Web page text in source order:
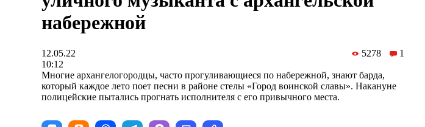
набережной
12.05.22
10:12
5278 1
Многие архангелогородцы, часто прогуливающиеся по набережной, знают барда,
который каждое лето поет песни в районе стелы «Город воинской славы». Накануне
полицейские пытались прогнать исполнителя с его привычного места.